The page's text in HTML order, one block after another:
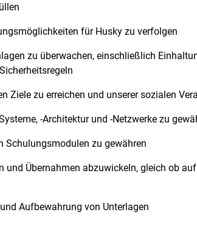
für Husky zu verfolgen
zu überwachen, einschließlich
Ziele zu erreichen und unserer sozialen
-Architektur und -Netzwerke zu
Schulungsmodulen zu gewähren
und Übernahmen abzuwickeln, gleich ob
Aufbewahrung von Unterlagen